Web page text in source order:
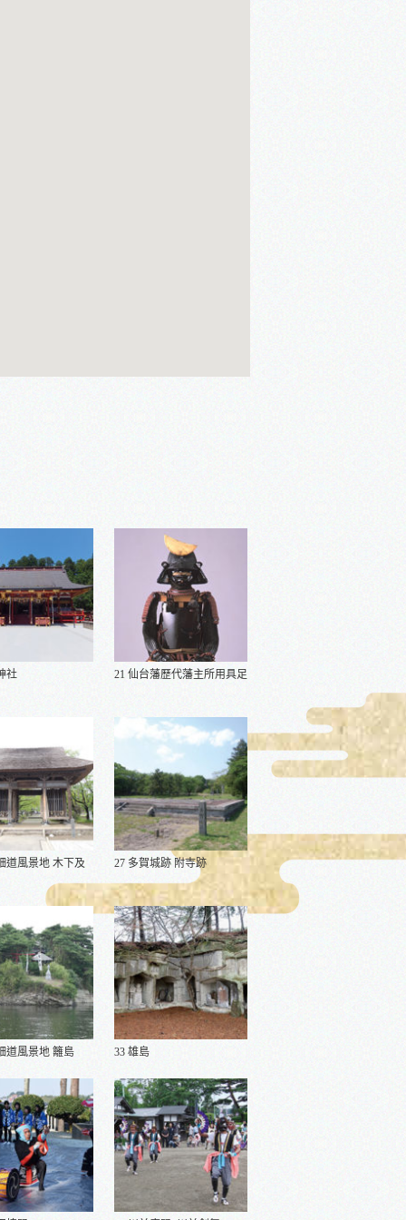
社 21 仙台藩歷代藩主所用具足
道風景地 木下及 27 多賀城跡 附寺跡
道風景地 籬島 33 雄島